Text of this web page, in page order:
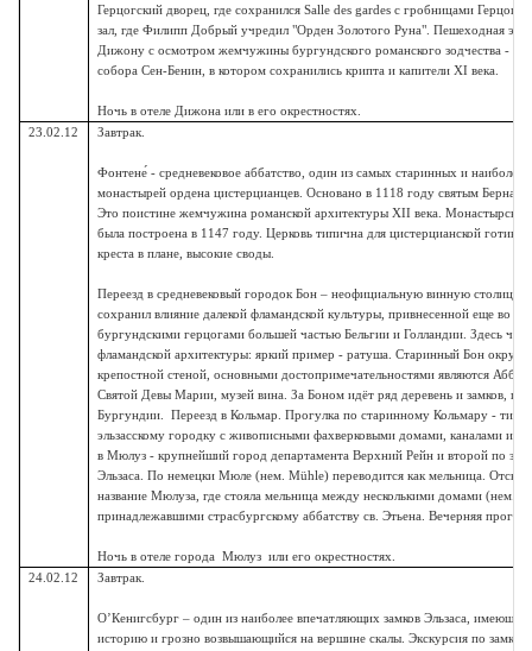
Герцогский дворец, где сохранился Salle des gardes с гробницами
зал, где Филипп Добрый учредил "Орден Золотого Руна". Пешеходная
Дижону с осмотром жемчужины бургундского романского зодчества -
собора Сен-Бенин, в котором сохранились крипта и капители XI века.
Ночь в отеле Дижона или в его окрестностях.
23.02.12
Завтрак.
Фонтене́ - средневековое аббатство, один из самых старинных и наиболее
монастырей ордена цистерцианцев. Основано в 1118 году святым
Это поистине жемчужина романской архитектуры XII века. Монастырская
была построена в 1147 году. Церковь типична для цистерцианской
креста в плане, высокие своды.
Переезд в средневековый городок Бон – неофициальную винную столицу
сохранил влияние далекой фламандской культуры, привнесенной еще во
бургундскими герцогами большей частью Бельгии и Голландии. Здесь
фламандской архитектуры: яркий пример - ратуша. Старинный Бон
крепостной стеной, основными достопримечательностями являются
Святой Девы Марии, музей вина. За Боном идёт ряд деревень и замков, где
Бургундии. Переезд в Кольмар. Прогулка по старинному Кольмару -
эльзасскому городку с живописными фахверковыми домами, каналами и
в Мюлуз - крупнейший город департамента Верхний Рейн и второй по
Эльзаса. По немецки Мюле (нем. Mühle) переводится как мельница.
название Мюлуза, где стояла мельница между несколькими домами (нем.
принадлежавшими страсбургскому аббатству св. Этьена. Вечерняя
Ночь в отеле города Мюлуз или его окрестностях.
24.02.12
Завтрак.
О’Кенигсбург – один из наиболее впечатляющих замков Эльзаса,
историю и грозно возвышающийся на вершине скалы. Экскурсия по замку,